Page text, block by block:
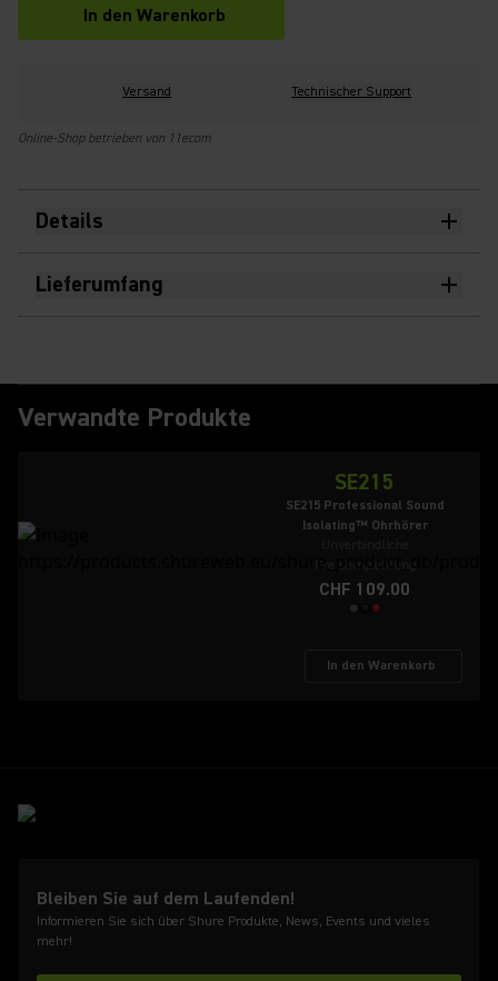
In den Warenkorb
Versand Technischer Support
Online-Shop betrieben von 11ecom
Details
Lieferumfang
Verwandte Produkte
SE215
SE215 Professional Sound
Isolating™ Ohrhörer
Preisempfehlung
CHF 109.00
In den Warenkorb
Bleiben Sie auf dem Laufenden!
Informieren Sie sich über Shure Produkte, News, Events und vieles
mehr!